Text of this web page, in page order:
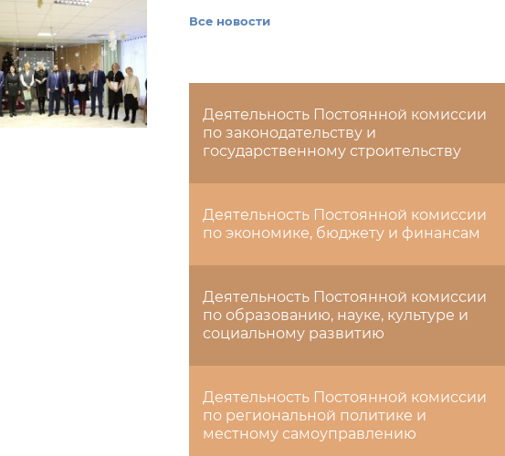
Все новости
Деятельность Постоянной комиссии
по законодательству и
государственному строительству
Деятельность Постоянной комиссии
по экономике, бюджету и финансам
Деятельность Постоянной комиссии
по образованию, науке, культуре и
социальному развитию
Деятельность Постоянной комиссии
по региональной политике и
местному самоуправлению